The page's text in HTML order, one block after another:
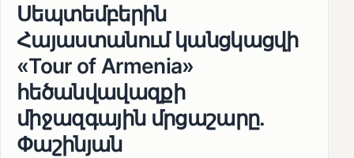
Սեպտեմբերին
Հայաստանում կանցկացվի
«Tour of Armenia»
հեծանվավազքի
միջազգային մրցաշարը.
Փաշինյան